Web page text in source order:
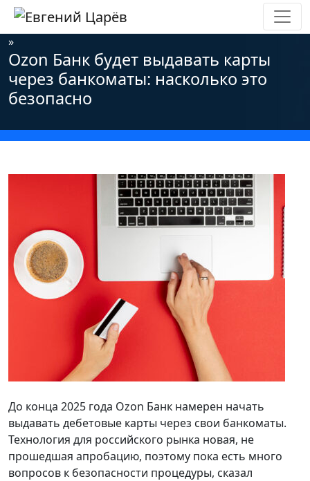
Главная»Новости»Информационная безопасность
»
Ozon Банк будет выдавать карты
через банкоматы: насколько это
безопасно
До конца 2025 года Ozon Банк намерен начать
выдавать дебетовые карты через свои банкоматы.
Технология для российского рынка новая, не
прошедшая апробацию, поэтому пока есть много
вопросов к безопасности процедуры, сказал